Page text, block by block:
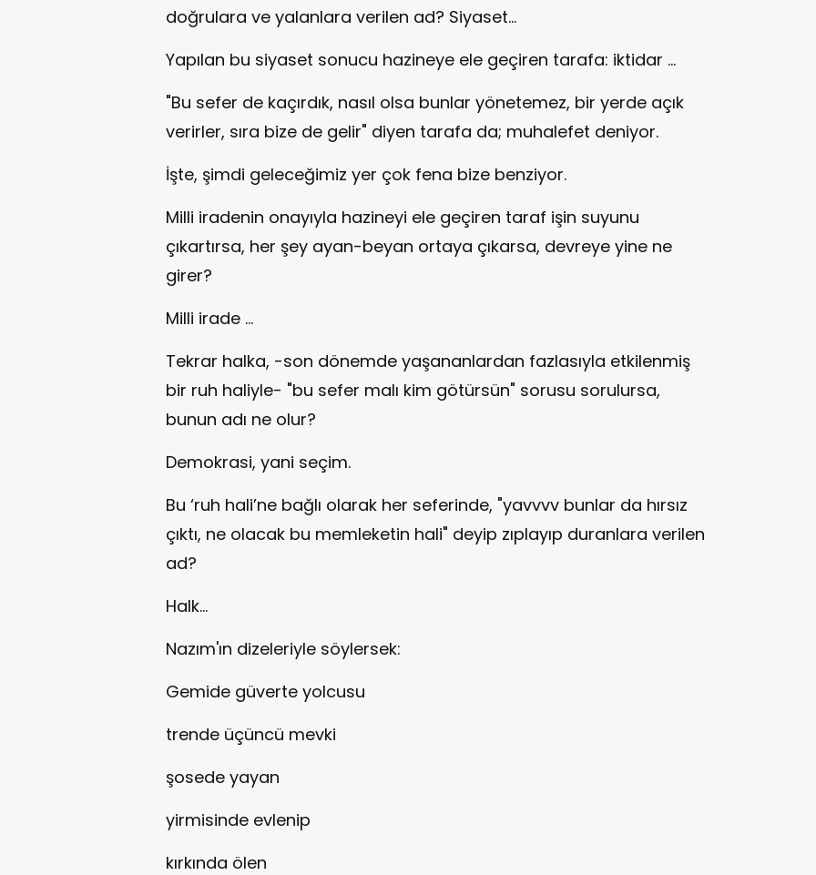
doğrulara ve yalanlara verilen ad? Siyaset...
Yapılan bu siyaset sonucu hazineye ele geçiren tarafa: iktidar ...
"Bu sefer de kaçırdık, nasıl olsa bunlar yönetemez, bir yerde açık
verirler, sıra bize de gelir" diyen tarafa da; muhalefet deniyor.
İşte, şimdi geleceğimiz yer çok fena bize benziyor.
Milli iradenin onayıyla hazineyi ele geçiren taraf işin suyunu
çıkartırsa, her şey ayan-beyan ortaya çıkarsa, devreye yine ne
girer?
Milli irade ...
Tekrar halka, -son dönemde yaşananlardan fazlasıyla etkilenmiş
bir ruh haliyle- "bu sefer malı kim götürsün" sorusu sorulursa,
bunun adı ne olur?
Demokrasi, yani seçim.
Bu ‘ruh hali’ne bağlı olarak her seferinde, "yavvvv bunlar da hırsız
çıktı, ne olacak bu memleketin hali" deyip zıplayıp duranlara verilen
ad?
Halk...
Nazım'ın dizeleriyle söylersek:
Gemide güverte yolcusu
trende üçüncü mevki
şosede yayan
yirmisinde evlenip
kırkında ölen